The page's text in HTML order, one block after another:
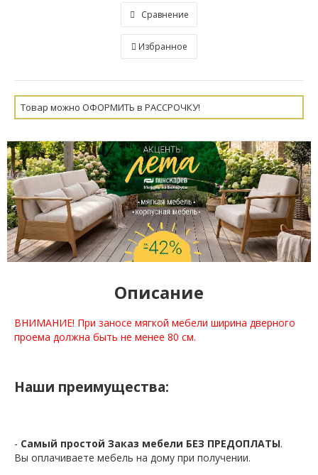
Сравнение
Избранное
Товар можно ОФОРМИТЬ в РАССРОЧКУ!
Описание
ВНИМАНИЕ! При заносе мягкой мебели ширина дверного
проема должна быть не менее 80 см.
Наши преимущества:
- Самый простой Заказ мебели БЕЗ ПРЕДОПЛАТЫ.
Вы оплачиваете мебель на дому при получении.